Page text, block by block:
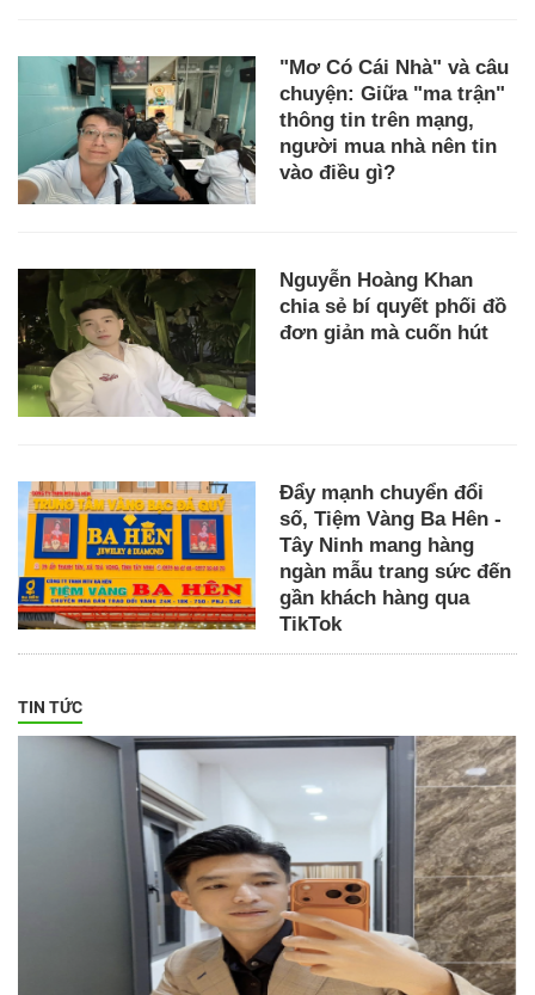
"Mơ Có Cái Nhà" và câu
chuyện: Giữa "ma trận"
thông tin trên mạng,
người mua nhà nên tin
vào điều gì?
Nguyễn Hoàng Khan
chia sẻ bí quyết phối đồ
đơn giản mà cuốn hút
Đẩy mạnh chuyển đổi
số, Tiệm Vàng Ba Hên -
Tây Ninh mang hàng
ngàn mẫu trang sức đến
gần khách hàng qua
TikTok
TIN TỨC